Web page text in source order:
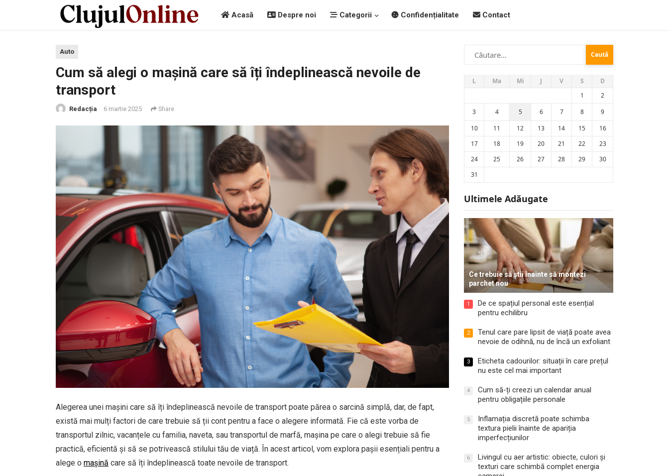
Acasă Despre noi Categorii Confidențialitate Contact
Auto
Cum să alegi o mașină care să îți îndeplinească nevoile de
transport
Redacția 6 martie 2025 Share
Alegerea unei mașini care să îți îndeplinească nevoile de transport poate părea o sarcină simplă, dar, de fapt,
există mai mulți factori de care trebuie să ții cont pentru a face o alegere informată. Fie că este vorba de
transportul zilnic, vacanțele cu familia, naveta, sau transportul de marfă, mașina pe care o alegi trebuie să fie
practică, eficientă și să se potrivească stilului tău de viață. În acest articol, vom explora pașii esențiali pentru a
alege o mașină care să îți îndeplinească toate nevoile de transport.
Caută
după:
L Ma Mi J V S
D
1
2
3
4 5 6 7 8
9
10
11 12 13 14 15
16
17
18 19 20 21 22
23
24
25 26 27 28 29
30
31
Ultimele Adăugate
Ce trebuie să știi înainte să montezi
parchet nou
1
De ce spațiul personal este esențial
pentru echilibru
2
Tenul care pare lipsit de viață poate avea
nevoie de odihnă, nu de încă un exfoliant
3
Eticheta cadourilor: situații în care prețul
nu este cel mai important
4
Cum să-ți creezi un calendar anual
pentru obligațiile personale
5
Inflamația discretă poate schimba
textura pielii înainte de apariția
imperfecțiunilor
6
Livingul cu aer artistic: obiecte, culori și
texturi care schimbă complet energia